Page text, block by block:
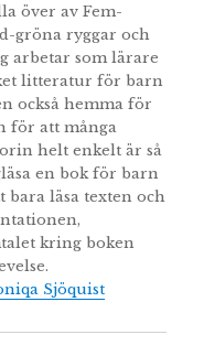
över av Fem-
gröna ryggar och
arbetar som lärare
litteratur för barn
också hemma för
för att många
helt enkelt är så
en bok för barn
bara läsa texten och
kring boken
Sjöquist